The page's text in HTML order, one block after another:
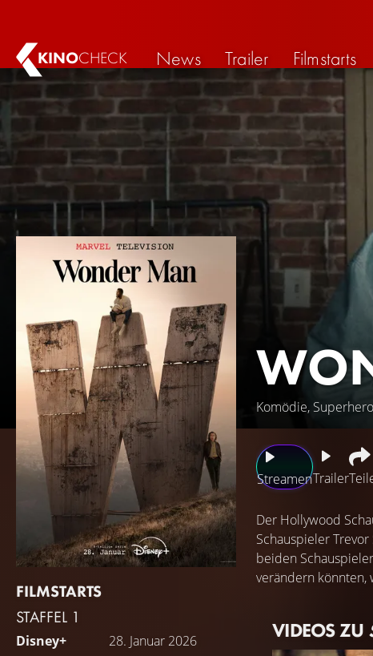
KINOCHECK News Trailer Filmstarts
Komödie, Superhero
FILMSTARTS
STAFFEL 1
Disney+ 28. Januar 2026
StreamenTrailer
Der Hollywood
Schauspieler
beiden
verändern könnten,
VIDEOS ZU